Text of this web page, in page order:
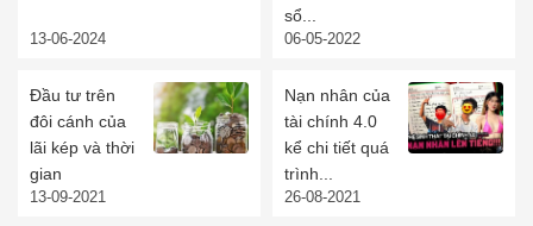
13-06-2024
sổ...
06-05-2022
Đầu tư trên
đôi cánh của
lãi kép và thời
gian
13-09-2021
Nạn nhân của
tài chính 4.0
kể chi tiết quá
trình...
26-08-2021